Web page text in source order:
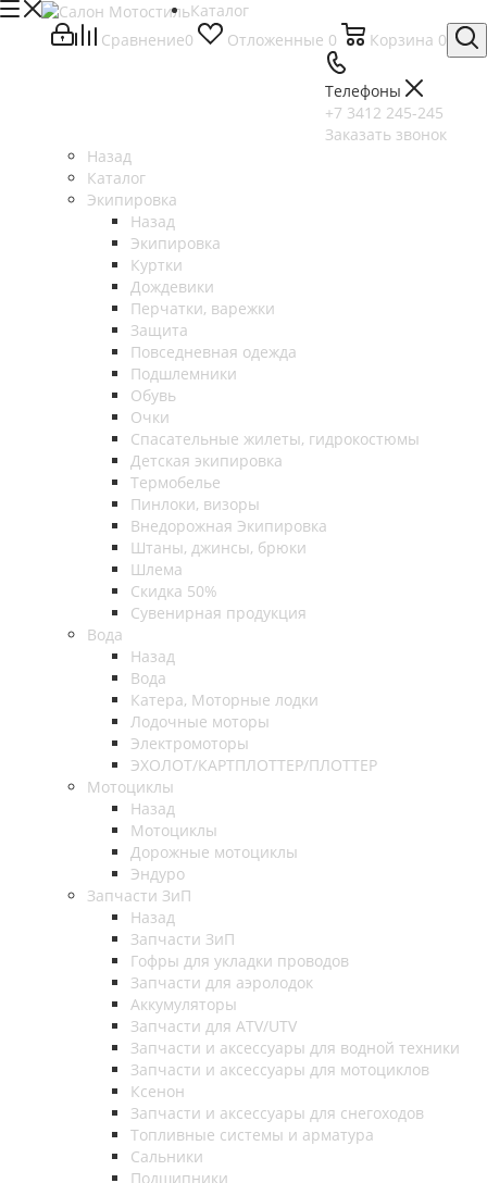
Сравнение0 Отложенные 0 Корзина 0
Телефоны
+7 3412 245-245
Заказать звонок
Каталог
Назад
Каталог
Экипировка
Назад
Экипировка
Куртки
Дождевики
Перчатки, варежки
Защита
Повседневная одежда
Подшлемники
Обувь
Очки
Спасательные жилеты, гидрокостюмы
Детская экипировка
Термобелье
Пинлоки, визоры
Внедорожная Экипировка
Штаны, джинсы, брюки
Шлема
Скидка 50%
Сувенирная продукция
Вода
Назад
Вода
Катера, Моторные лодки
Лодочные моторы
Электромоторы
ЭХОЛОТ/КАРТПЛОТТЕР/ПЛОТТЕР
Мотоциклы
Назад
Мотоциклы
Дорожные мотоциклы
Эндуро
Запчасти ЗиП
Назад
Запчасти ЗиП
Гофры для укладки проводов
Запчасти для аэролодок
Аккумуляторы
Запчасти для ATV/UTV
Запчасти и аксессуары для водной техники
Запчасти и аксессуары для мотоциклов
Ксенон
Запчасти и аксессуары для снегоходов
Топливные системы и арматура
Сальники
Подшипники